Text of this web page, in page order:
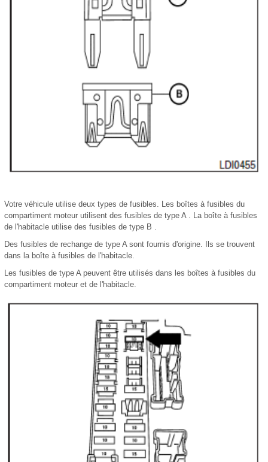
Votre véhicule utilise deux types de fusibles. Les boîtes à fusibles du
compartiment moteur utilisent des fusibles de type A . La boîte à fusibles
de l'habitacle utilise des fusibles de type B .
Des fusibles de rechange de type A sont fournis d'origine. Ils se trouvent
dans la boîte à fusibles de l'habitacle.
Les fusibles de type A peuvent être utilisés dans les boîtes à fusibles du
compartiment moteur et de l'habitacle.